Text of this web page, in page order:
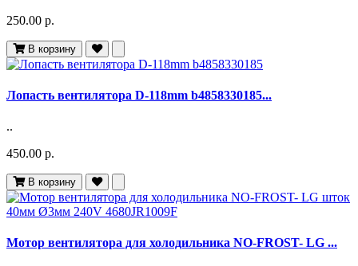
250.00 р.
В корзину
Лопасть вентилятора D-118mm b4858330185...
..
450.00 р.
В корзину
Мотор вентилятора для холодильника NO-FROST- LG ...